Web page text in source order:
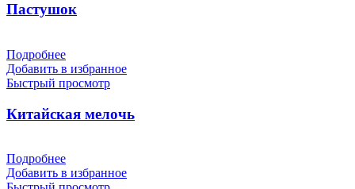
Пастушок
Подробнее
Добавить в избранное
Быстрый просмотр
Китайская мелочь
Подробнее
Добавить в избранное